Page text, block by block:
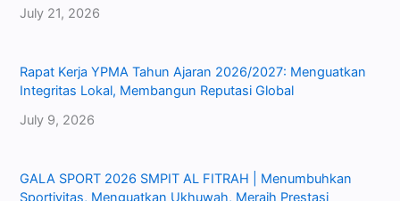
July 21, 2026
Rapat Kerja YPMA Tahun Ajaran 2026/2027: Menguatkan
Integritas Lokal, Membangun Reputasi Global
July 9, 2026
GALA SPORT 2026 SMPIT AL FITRAH | Menumbuhkan
Sportivitas, Menguatkan Ukhuwah, Meraih Prestasi